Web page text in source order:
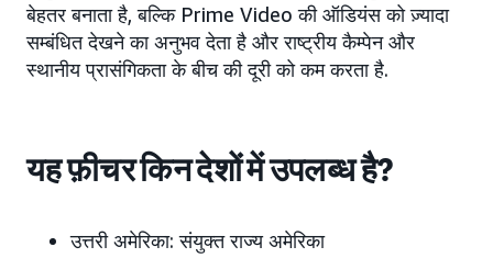
बेहतर बनाता है, बल्कि Prime Video की ऑडियंस को ज़्यादा
सम्बंधित देखने का अनुभव देता है और राष्ट्रीय कैम्पेन और
स्थानीय प्रासंगिकता के बीच की दूरी को कम करता है.
यह फ़ीचर किन देशों में उपलब्ध है?
उत्तरी अमेरिका: संयुक्त राज्य अमेरिका